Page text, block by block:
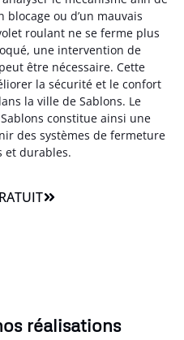
blocage ou d’un mauvais
roulant ne se ferme plus
une intervention de
être nécessaire. Cette
la sécurité et le confort
la ville de Sablons. Le
constitue ainsi une
des systèmes de fermeture
et durables.
réalisations